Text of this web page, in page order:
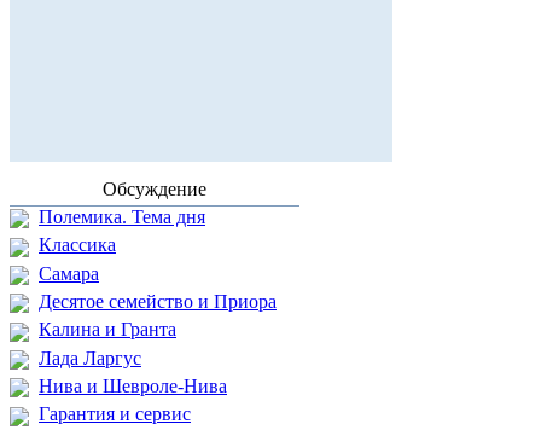
Обсуждение
Полемика. Тема дня
Классика
Самара
Десятое семейство и Приора
Калина и Гранта
Лада Ларгус
Нива и Шевроле-Нива
Гарантия и сервис